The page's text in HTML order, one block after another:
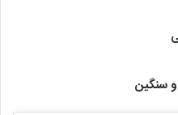
سنگین